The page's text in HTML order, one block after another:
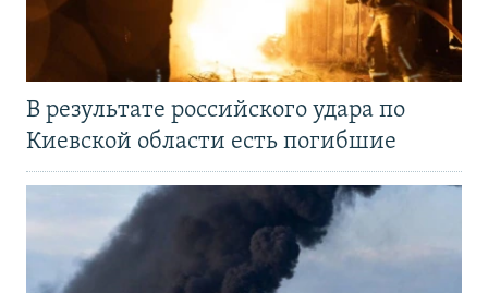
В результате российского удара по
Киевской области есть погибшие